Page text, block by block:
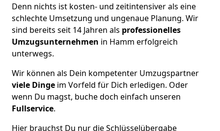
Denn nichts ist kosten- und zeitintensiver als eine
schlechte Umsetzung und ungenaue Planung. Wir
sind bereits seit 14 Jahren als professionelles
Umzugsunternehmen in Hamm erfolgreich
unterwegs.
Wir können als Dein kompetenter Umzugspartner
viele Dinge im Vorfeld für Dich erledigen. Oder
wenn Du magst, buche doch einfach unseren
Fullservice.
Hier brauchst Du nur die Schlüsselübergabe